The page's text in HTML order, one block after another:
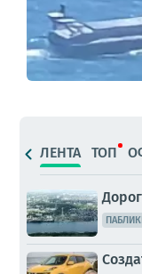
ЛЕНТА ТОП